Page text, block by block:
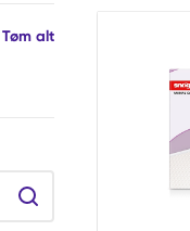
Tøm altFiltre
Search Within Results